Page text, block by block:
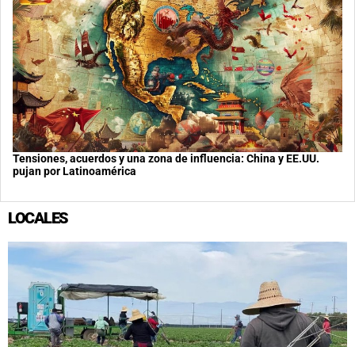
Tensiones, acuerdos y una zona de influencia: China y EE.UU.
pujan por Latinoamérica
LOCALES